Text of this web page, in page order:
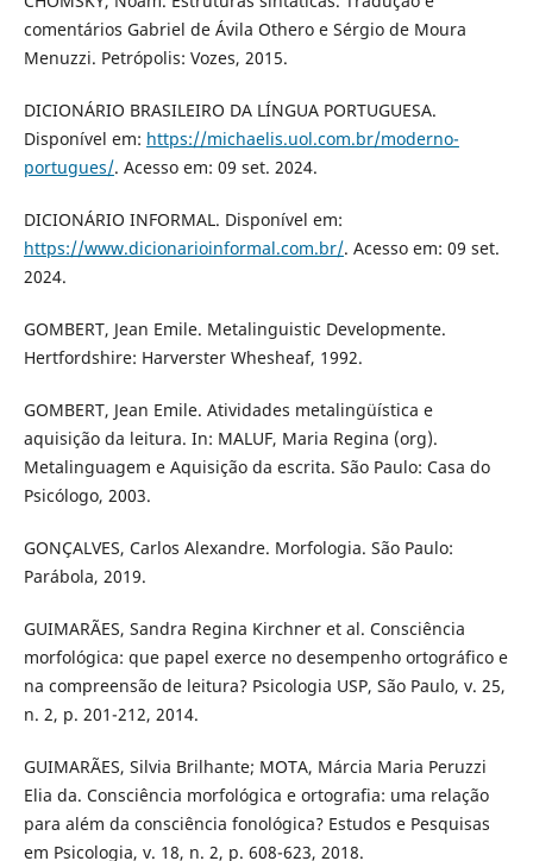
comentários Gabriel de Ávila Othero e Sérgio de Moura
Menuzzi. Petrópolis: Vozes, 2015.
DICIONÁRIO BRASILEIRO DA LÍNGUA PORTUGUESA.
Disponível em: https://michaelis.uol.com.br/moderno-
portugues/. Acesso em: 09 set. 2024.
DICIONÁRIO INFORMAL. Disponível em:
https://www.dicionarioinformal.com.br/. Acesso em: 09 set.
2024.
GOMBERT, Jean Emile. Metalinguistic Developmente.
Hertfordshire: Harverster Whesheaf, 1992.
GOMBERT, Jean Emile. Atividades metalingüística e
aquisição da leitura. In: MALUF, Maria Regina (org).
Metalinguagem e Aquisição da escrita. São Paulo: Casa do
Psicólogo, 2003.
GONÇALVES, Carlos Alexandre. Morfologia. São Paulo:
Parábola, 2019.
GUIMARÃES, Sandra Regina Kirchner et al. Consciência
morfológica: que papel exerce no desempenho ortográfico e
na compreensão de leitura? Psicologia USP, São Paulo, v. 25,
n. 2, p. 201-212, 2014.
GUIMARÃES, Silvia Brilhante; MOTA, Márcia Maria Peruzzi
Elia da. Consciência morfológica e ortografia: uma relação
para além da consciência fonológica? Estudos e Pesquisas
em Psicologia, v. 18, n. 2, p. 608-623, 2018.